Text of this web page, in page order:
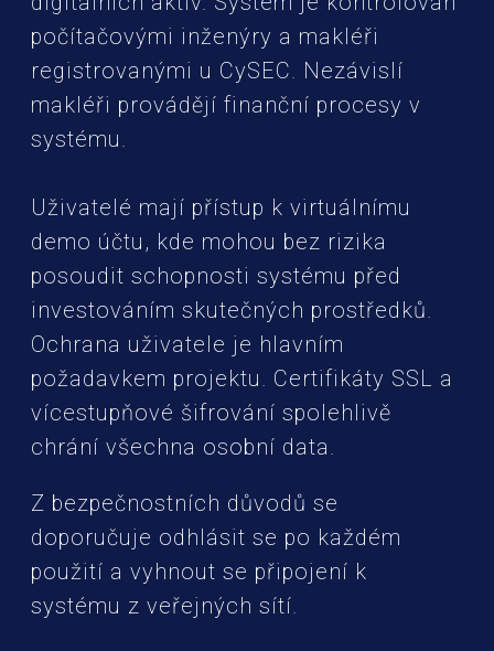
počítačovými inženýry a makléři
registrovanými u CySEC. Nezávislí
makléři provádějí finanční procesy v
systému.
Uživatelé mají přístup k virtuálnímu
demo účtu, kde mohou bez rizika
posoudit schopnosti systému před
investováním skutečných prostředků.
Ochrana uživatele je hlavním
požadavkem projektu. Certifikáty SSL a
vícestupňové šifrování spolehlivě
chrání všechna osobní data.
Z bezpečnostních důvodů se
doporučuje odhlásit se po každém
použití a vyhnout se připojení k
systému z veřejných sítí.